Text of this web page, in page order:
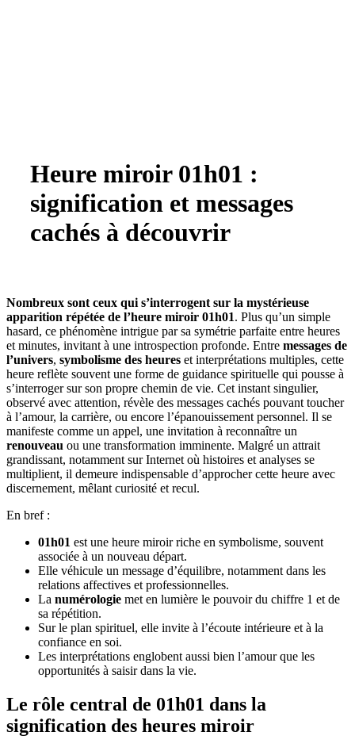
Heure miroir 01h01 :
signification et messages
cachés à découvrir
Nombreux sont ceux qui s’interrogent sur la mystérieuse
apparition répétée de l’heure miroir 01h01. Plus qu’un simple
hasard, ce phénomène intrigue par sa symétrie parfaite entre heures
et minutes, invitant à une introspection profonde. Entre messages de
l’univers, symbolisme des heures et interprétations multiples, cette
heure reflète souvent une forme de guidance spirituelle qui pousse à
s’interroger sur son propre chemin de vie. Cet instant singulier,
observé avec attention, révèle des messages cachés pouvant toucher
à l’amour, la carrière, ou encore l’épanouissement personnel. Il se
manifeste comme un appel, une invitation à reconnaître un
renouveau ou une transformation imminente. Malgré un attrait
grandissant, notamment sur Internet où histoires et analyses se
multiplient, il demeure indispensable d’approcher cette heure avec
discernement, mêlant curiosité et recul.
En bref :
01h01 est une heure miroir riche en symbolisme, souvent
associée à un nouveau départ.
Elle véhicule un message d’équilibre, notamment dans les
relations affectives et professionnelles.
La numérologie met en lumière le pouvoir du chiffre 1 et de
sa répétition.
Sur le plan spirituel, elle invite à l’écoute intérieure et à la
confiance en soi.
Les interprétations englobent aussi bien l’amour que les
opportunités à saisir dans la vie.
Le rôle central de 01h01 dans la
signification des heures miroir